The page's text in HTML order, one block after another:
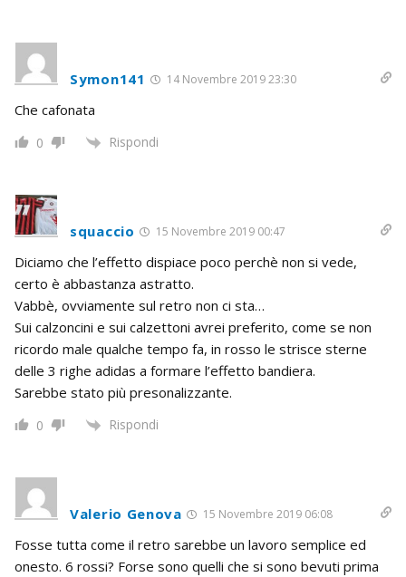
Symon141 14 Novembre 2019 23:30
Che cafonata
0 Rispondi
squaccio 15 Novembre 2019 00:47
Diciamo che l’effetto dispiace poco perchè non si vede,
certo è abbastanza astratto.
Vabbè, ovviamente sul retro non ci sta…
Sui calzoncini e sui calzettoni avrei preferito, come se non
ricordo male qualche tempo fa, in rosso le strisce sterne
delle 3 righe adidas a formare l’effetto bandiera.
Sarebbe stato più presonalizzante.
0 Rispondi
Valerio Genova 15 Novembre 2019 06:08
Fosse tutta come il retro sarebbe un lavoro semplice ed
onesto. 6 rossi? Forse sono quelli che si sono bevuti prima